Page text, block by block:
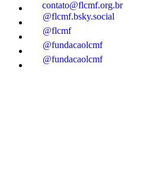
contato@flcmf.org.br
@flcmf.bsky.social
@flcmf
@fundacaolcmf
@fundacaolcmf